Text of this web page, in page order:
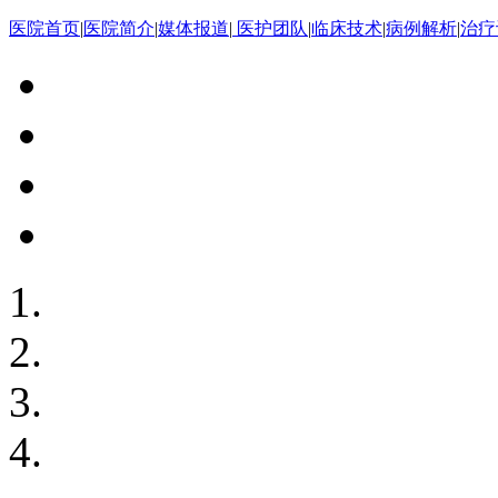
医院首页|医院简介|媒体报道| 医护团队|临床技术|病例解析|治